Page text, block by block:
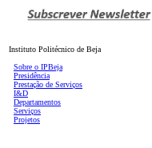
Instituto Politécnico de Beja
Sobre o IPBeja
Presidência
Prestação de Serviços
I&D
Departamentos
Serviços
Projetos